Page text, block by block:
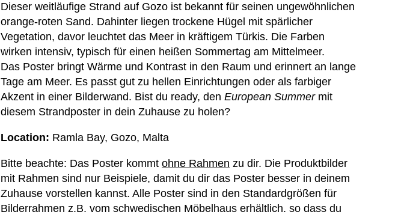
Dieser weitläufige Strand auf Gozo ist bekannt für seinen ungewöhnlichen
orange-roten Sand. Dahinter liegen trockene Hügel mit spärlicher
Vegetation, davor leuchtet das Meer in kräftigem Türkis. Die Farben
wirken intensiv, typisch für einen heißen Sommertag am Mittelmeer.
Das Poster bringt Wärme und Kontrast in den Raum und erinnert an lange
Tage am Meer. Es passt gut zu hellen Einrichtungen oder als farbiger
Akzent in einer Bilderwand. Bist du ready, den European Summer mit
diesem Strandposter in dein Zuhause zu holen?
Location: Ramla Bay, Gozo, Malta
Bitte beachte: Das Poster kommt ohne Rahmen zu dir. Die Produktbilder
mit Rahmen sind nur Beispiele, damit du dir das Poster besser in deinem
Zuhause vorstellen kannst. Alle Poster sind in den Standardgrößen für
Bilderrahmen z.B. vom schwedischen Möbelhaus erhältlich, so dass du